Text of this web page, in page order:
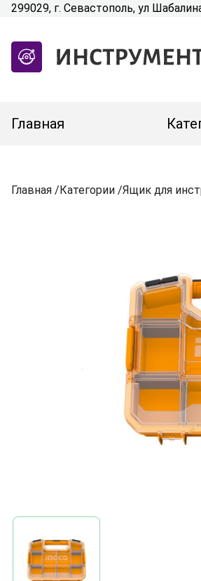
299029, г. Севастополь, ул
Главная
Главная /Категории /Ящик для